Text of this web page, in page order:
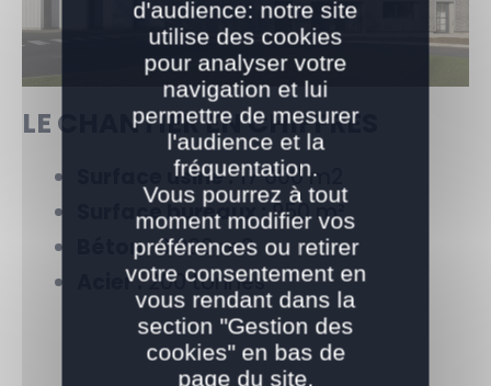
LE CHANTIER EN CHIFFRES
Surface usine :17 000 m2
Surface bureaux :950 m²
Béton :3 200 m3
Acier :200 tonnes
d'audience: notre site
utilise des cookies
pour analyser votre
navigation et lui
permettre de mesurer
l'audience et la
fréquentation.
Vous pourrez à tout
moment modifier vos
préférences ou retirer
votre consentement en
vous rendant dans la
section "Gestion des
cookies" en bas de
page du site.